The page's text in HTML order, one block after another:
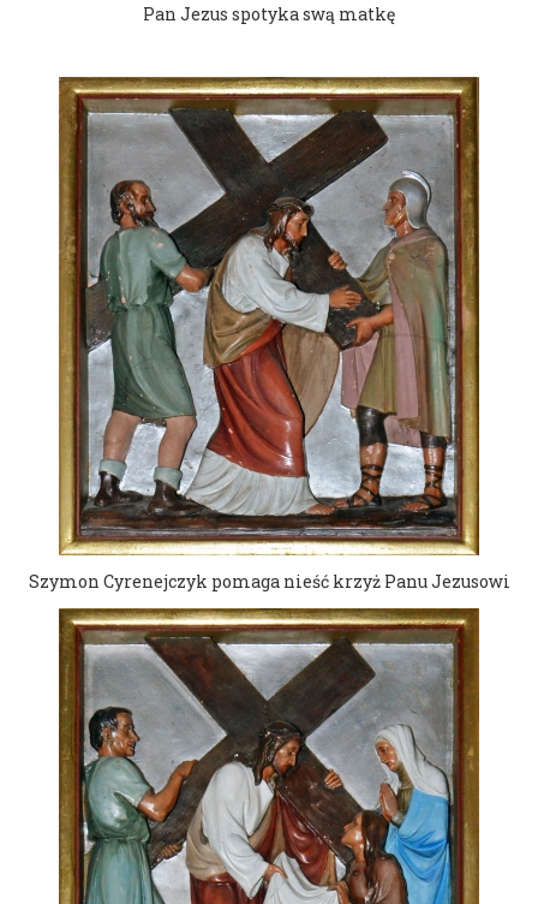
Pan Jezus spotyka swą matkę
Szymon Cyrenejczyk pomaga nieść krzyż Panu Jezusowi